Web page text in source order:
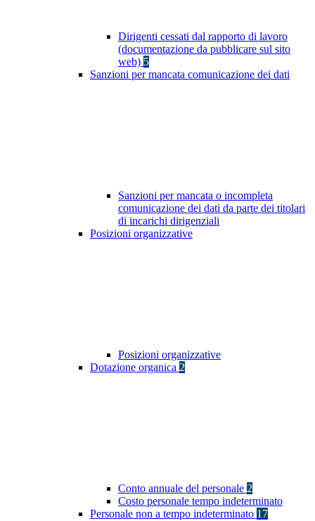
Dirigenti cessati dal rapporto di lavoro
(documentazione da pubblicare sul sito
web) 5
Sanzioni per mancata comunicazione dei dati
Sanzioni per mancata o incompleta
comunicazione dei dati da parte dei titolari
di incarichi dirigenziali
Posizioni organizzative
Posizioni organizzative
Dotazione organica 2
Conto annuale del personale 2
Costo personale tempo indeterminato
Personale non a tempo indeterminato 17